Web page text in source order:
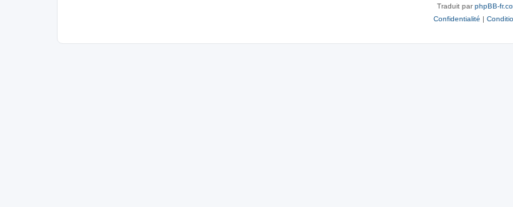
Traduit parphpBB-
Confidentialité |